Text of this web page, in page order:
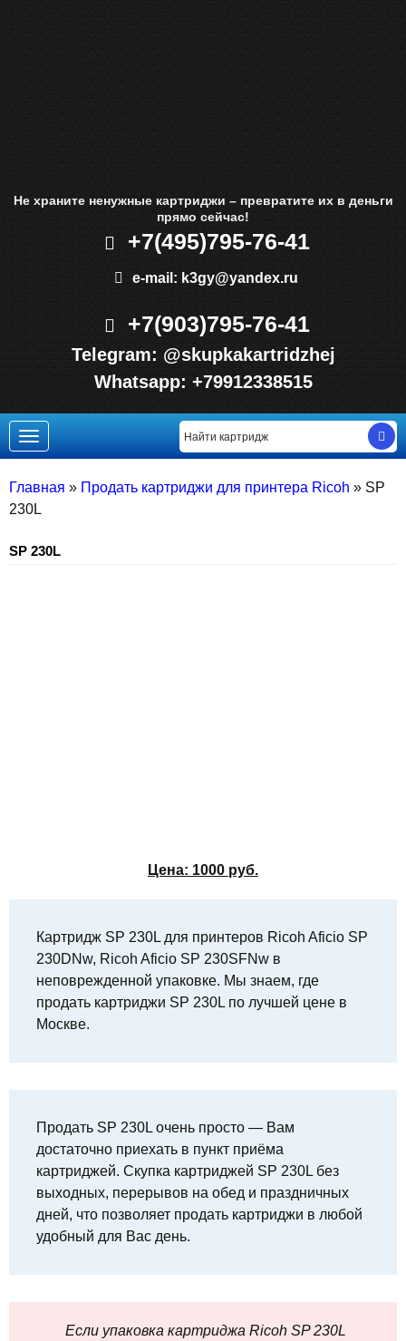
Не храните ненужные картриджи – превратите их в деньги
прямо сейчас!
+7(495)795-76-41
e-mail: k3gy@yandex.ru
+7(903)795-76-41
Telegram: @skupkakartridzhej
Whatsapp: +79912338515
Toggle
navigation
Главная » Продать картриджи для принтера Ricoh » SP
230L
SP 230L
Цена: 1000 руб.
Картридж SP 230L для принтеров Ricoh Aficio SP
230DNw, Ricoh Aficio SP 230SFNw в
неповрежденной упаковке. Мы знаем, где
продать картриджи SP 230L по лучшей цене в
Москве.
Продать SP 230L очень просто — Вам
достаточно приехать в пункт приёма
картриджей. Скупка картриджей SP 230L без
выходных, перерывов на обед и праздничных
дней, что позволяет продать картриджи в любой
удобный для Вас день.
Если упаковка картриджа Ricoh SP 230L